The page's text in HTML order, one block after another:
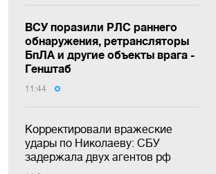
ВСУ поразили РЛС раннего
обнаружения, ретрансляторы
БпЛА и другие объекты врага -
Генштаб
11:44
Корректировали вражеские
удары по Николаеву: СБУ
задержала двух агентов рф